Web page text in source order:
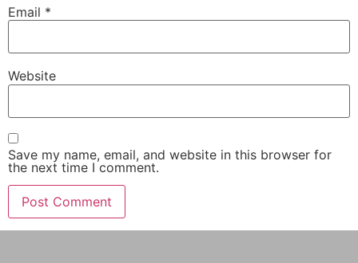
Email *
Website
Save my name, email, and website in this browser for
the next time I comment.